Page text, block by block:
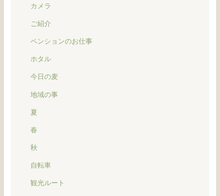
カメラ
ご紹介
ペンションのお仕事
ホタル
今日の麦
地域の事
夏
春
秋
自転車
観光ルート